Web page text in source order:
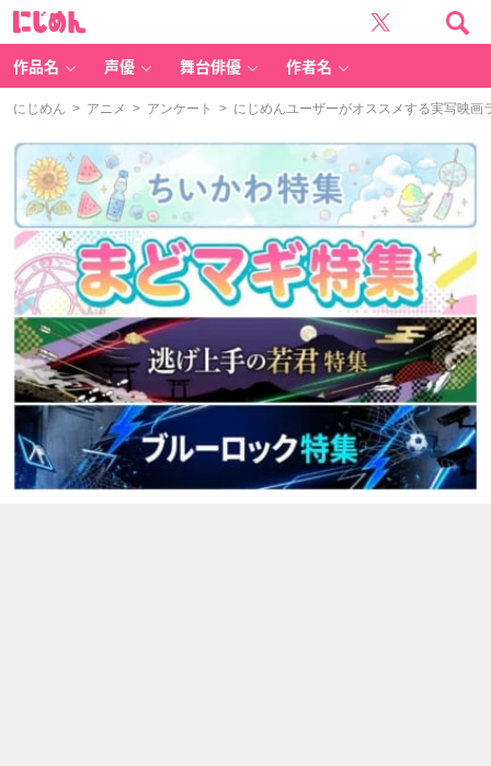
作品名 声優 舞台俳優 作者名
にじめん > アニメ > アンケート > にじめんユーザーがオススメする実写映画